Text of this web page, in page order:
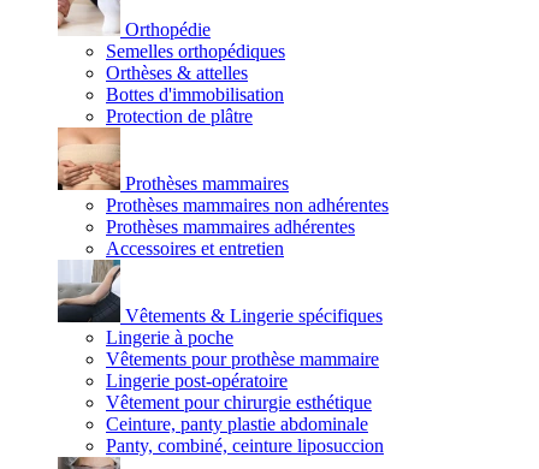
Orthopédie
Semelles orthopédiques
Orthèses & attelles
Bottes d'immobilisation
Protection de plâtre
Prothèses mammaires
Prothèses mammaires non adhérentes
Prothèses mammaires adhérentes
Accessoires et entretien
Vêtements & Lingerie spécifiques
Lingerie à poche
Vêtements pour prothèse mammaire
Lingerie post-opératoire
Vêtement pour chirurgie esthétique
Ceinture, panty plastie abdominale
Panty, combiné, ceinture liposuccion